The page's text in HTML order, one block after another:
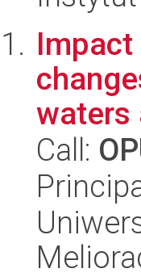
waters
Call: